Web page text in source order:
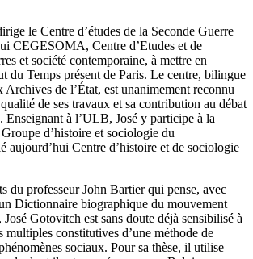
le Centre d’études de la Seconde Guerre
CEGESOMA, Centre d’Etudes et de
et société contemporaine, à mettre en
du Temps présent de Paris. Le centre, bilingue
Archives de l’État, est unanimement reconnu
de ses travaux et sa contribution au débat
Enseignant à l’ULB, José y participe à la
d’histoire et sociologie du
aujourd’hui Centre d’histoire et de sociologie
du professeur John Bartier qui pense, avec
Dictionnaire biographique du mouvement
Gotovitch est sans doute déjà sensibilisé à
multiples constitutives d’une méthode de
sociaux. Pour sa thèse, il utilise